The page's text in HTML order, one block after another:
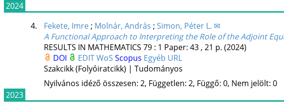
2024
4.
Fekete, Imre; Molnár, András ; Simon, Péter L. ✉
A Functional Approach to Interpreting the Role of the Adjoint
RESULTS IN MATHEMATICS 79: 1 Paper: 43 , 21 p. (2024)
DOI
EDITWoS Scopus Egyéb URL
Szakcikk (Folyóiratcikk) | Tudományos
Nyilvános idéző összesen: 2, Független: 2, Függő: 0, Nem jelölt: 0
2023